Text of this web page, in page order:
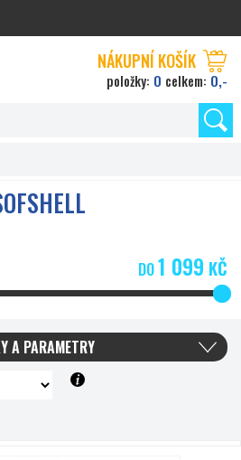
DO1 099 KČ
A PARAMETRY
NÁKUPNÍ KOŠÍK
položky: 0 celkem: 0,-